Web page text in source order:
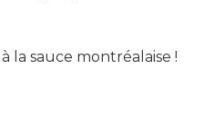
la sauce montréalaise !